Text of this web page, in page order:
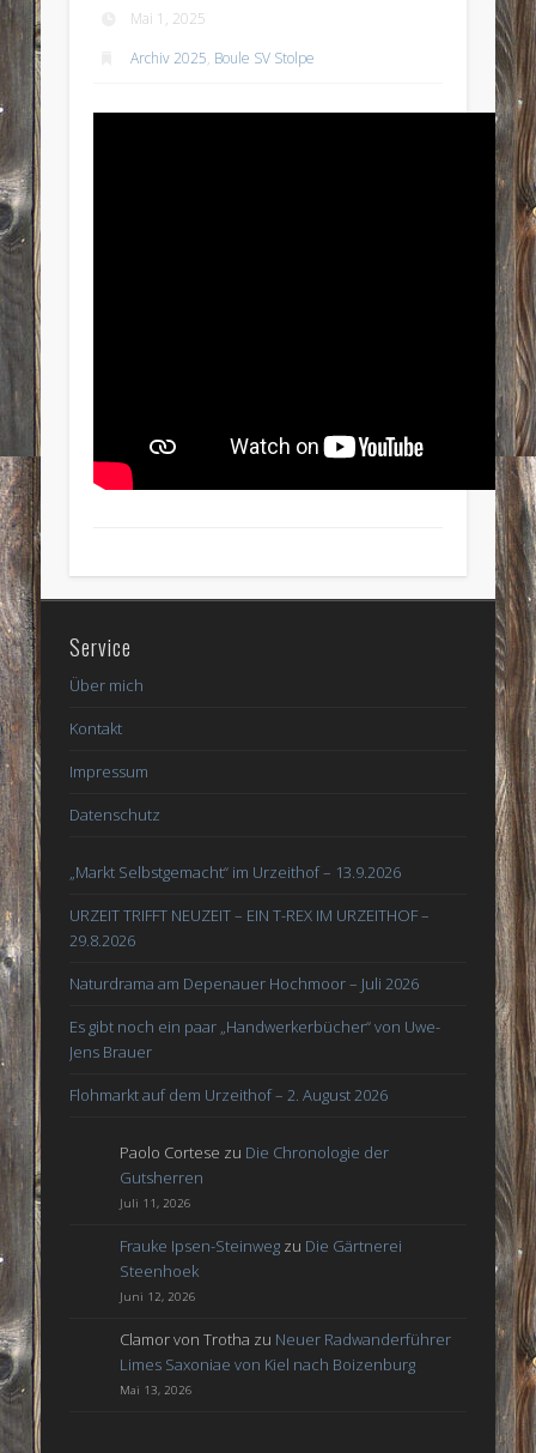
Mai 1, 2025
Archiv 2025, Boule SV Stolpe
Service
Über mich
Kontakt
Impressum
Datenschutz
„Markt Selbstgemacht“ im Urzeithof – 13.9.2026
URZEIT TRIFFT NEUZEIT – EIN T-REX IM URZEITHOF –
29.8.2026
Naturdrama am Depenauer Hochmoor – Juli 2026
Es gibt noch ein paar „Handwerkerbücher“ von Uwe-
Jens Brauer
Flohmarkt auf dem Urzeithof – 2. August 2026
Paolo Cortese zu Die Chronologie der
Gutsherren
Juli 11, 2026
Frauke Ipsen-Steinweg zu Die Gärtnerei
Steenhoek
Juni 12, 2026
Clamor von Trotha zu Neuer Radwanderführer
Limes Saxoniae von Kiel nach Boizenburg
Mai 13, 2026